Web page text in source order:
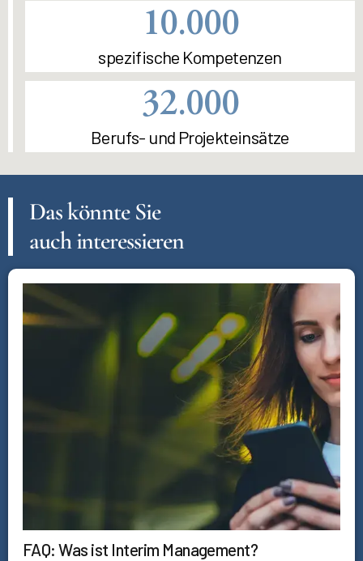
10.000
spezifische Kompetenzen
32.000
Berufs- und Projekteinsätze
Das könnte Sie
auch interessieren
FAQ: Was ist Interim Management?